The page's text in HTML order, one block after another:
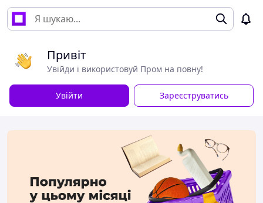
Привіт
Увійди і використовуй Пром на повну!
Увійти Зареєструватись